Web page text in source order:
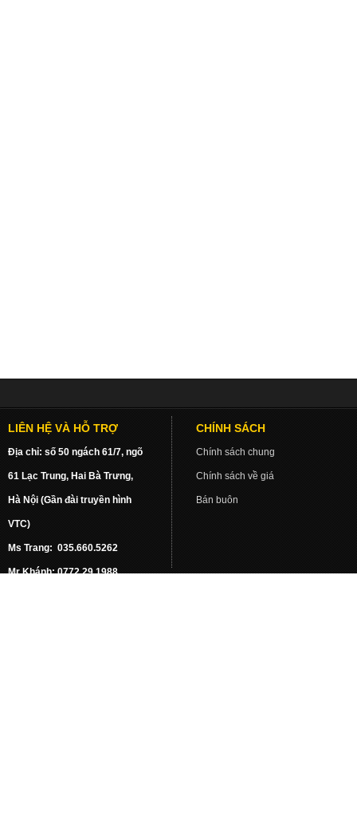
LIÊN HỆ VÀ HỖ TRỢ
Địa chỉ: số 50 ngách 61/7, ngõ
61 Lạc Trung, Hai Bà Trưng,
Hà Nội (Gần đài truyền hình
VTC)
Ms Trang: 035.660.5262
Mr Khánh: 0772.29.1988
CHÍNH SÁCH
Chính sách chung
Chính sách về giá
Bán buôn